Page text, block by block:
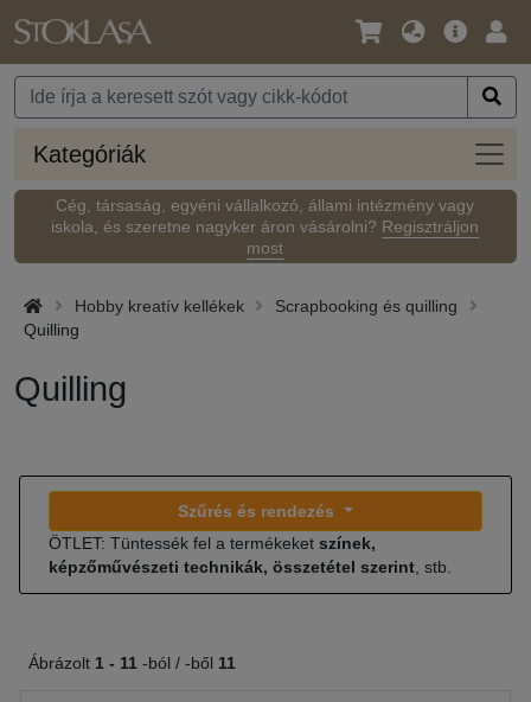
Nyelv
Pénznem
Fő
Kategóriák
Cég, társaság, egyéni vállalkozó, állami intézmény vagy
iskola, és szeretne nagyker áron vásárolni? Regisztráljon
most
Hobby kreatív kellékek
Scrapbooking és quilling
Quilling
Quilling
Szűrés és rendezés
ÖTLET: Tüntessék fel a termékeket színek,
képzőművészeti technikák, összetétel szerint , stb.
Ábrázolt 1 - 11 -ból / -ből 11